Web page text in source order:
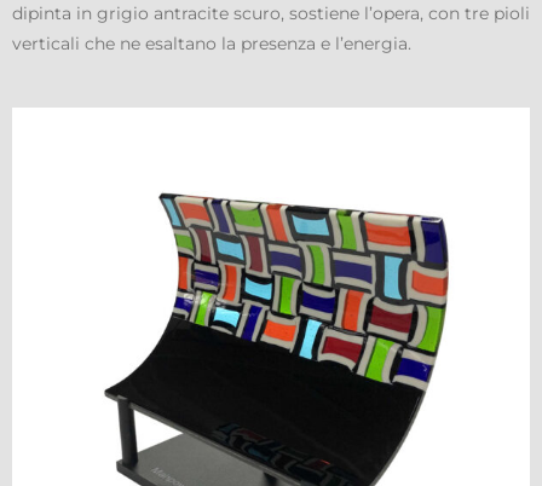
dipinta in grigio antracite scuro, sostiene l’opera, con tre pioli
verticali che ne esaltano la presenza e l’energia.